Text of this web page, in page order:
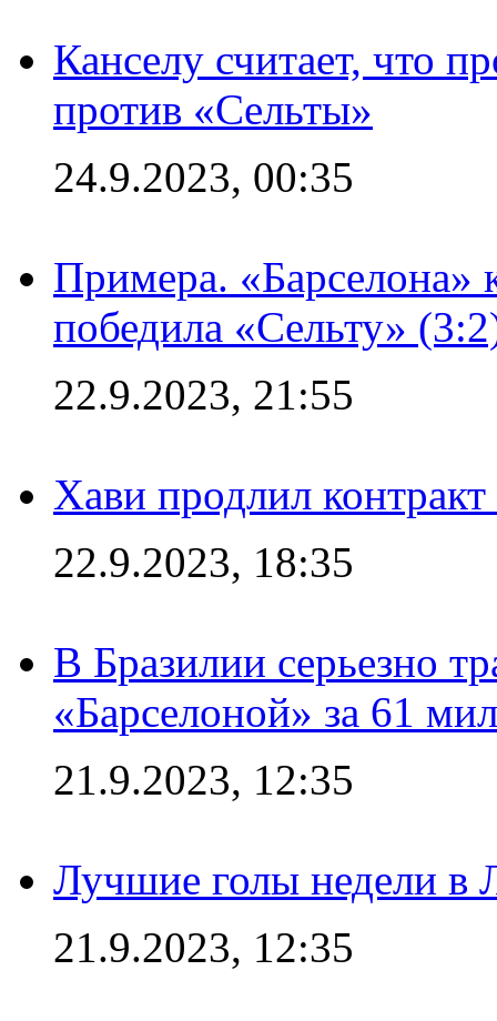
Канселу считает, что
против «Сельты»
24.9.2023, 00:35
Примера. «Барселона»
победила «Сельту»
22.9.2023, 21:55
Хави продлил
22.9.2023, 18:35
В Бразилии серьезно
«Барселоной» за 61
21.9.2023, 12:35
Лучшие голы недели в
21.9.2023, 12:35